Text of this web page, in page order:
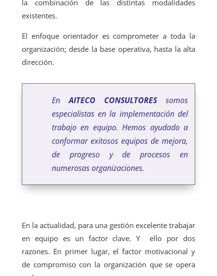
la combinación de las distintas modalidades
existentes.
El enfoque orientador es comprometer a toda la
organización; desde la base operativa, hasta la alta
dirección.
EnAITECO CONSULTORESsomos
especialistas en la implementación del
trabajo en equipo. Hemos ayudado a
conformar exitosos equipos de mejora,
de progreso y de procesos en
numerosas organizaciones.
En la actualidad, para una gestión excelente trabajar
en equipo es un factor clave. Y ello por dos
razones. En primer lugar, el factor motivacional y
de compromiso con la organización que se opera